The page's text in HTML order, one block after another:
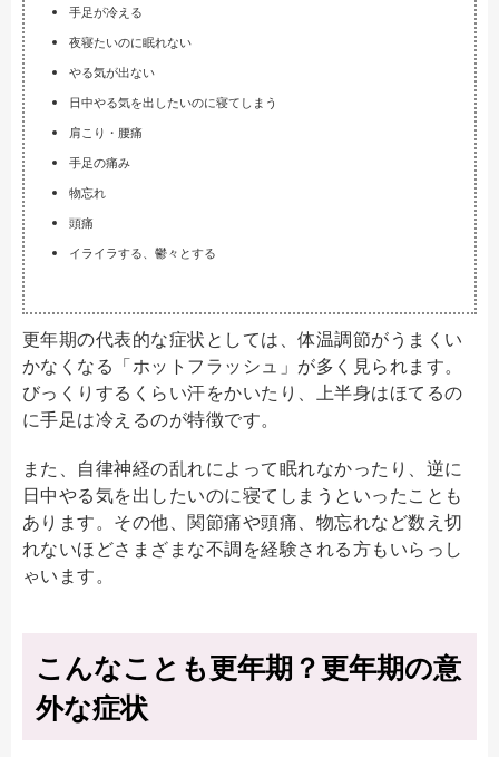
手足が冷える
夜寝たいのに眠れない
やる気が出ない
日中やる気を出したいのに寝てしまう
肩こり・腰痛
手足の痛み
物忘れ
頭痛
イライラする、鬱々とする
更年期の代表的な症状としては、体温調節がうまくい
かなくなる「ホットフラッシュ」が多く見られます。
びっくりするくらい汗をかいたり、上半身はほてるの
に手足は冷えるのが特徴です。
また、自律神経の乱れによって眠れなかったり、逆に
日中やる気を出したいのに寝てしまうといったことも
あります。その他、関節痛や頭痛、物忘れなど数え切
れないほどさまざまな不調を経験される方もいらっし
ゃいます。
こんなことも更年期？更年期の意
外な症状